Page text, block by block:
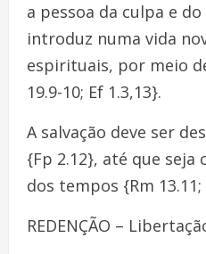
a pessoa da culpa e
introduz numa vida
espirituais, por meio
19.9-10; Ef 1.3,13}.
A salvação deve ser
{Fp 2.12}, até que
dos tempos {Rm 13.11;
REDENÇÃO –